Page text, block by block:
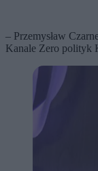
– Przemysław
Kanale Zero polityk